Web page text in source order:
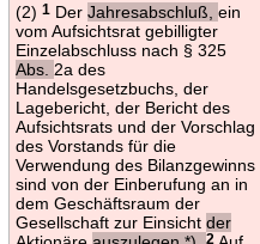
(2) 1Der Jahresabschluß, ein
vom Aufsichtsrat gebilligter
Einzelabschluss nach § 325
Abs. 2a des
Handelsgesetzbuchs, der
Lagebericht, der Bericht des
Aufsichtsrats und der Vorschlag
des Vorstands für die
Verwendung des Bilanzgewinns
sind von der Einberufung an in
dem Geschäftsraum der
Gesellschaft zur Einsicht der
2